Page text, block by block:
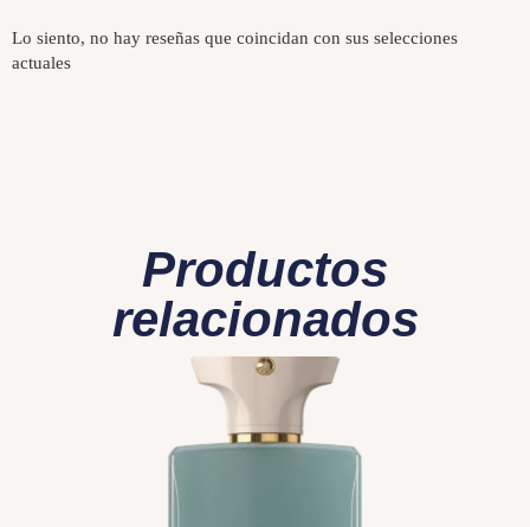
Lo siento, no hay reseñas que coincidan con sus selecciones
actuales
Productos
relacionados